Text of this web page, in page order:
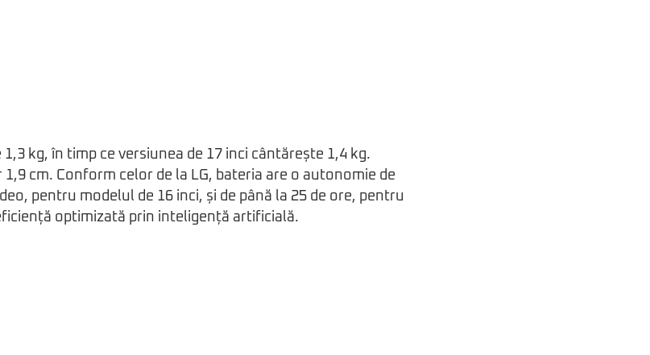
kg, în timp ce versiunea de 17 inci cântărește 1,4 kg.
1,9 cm. Conform celor de la LG, bateria are o autonomie de
pentru modelul de 16 inci, și de până la 25 de ore, pentru
optimizată prin inteligență artificială.